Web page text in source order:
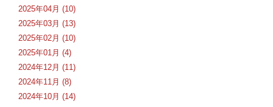
2025年04月 (10)
2025年03月 (13)
2025年02月 (10)
2025年01月 (4)
2024年12月 (11)
2024年11月 (8)
2024年10月 (14)